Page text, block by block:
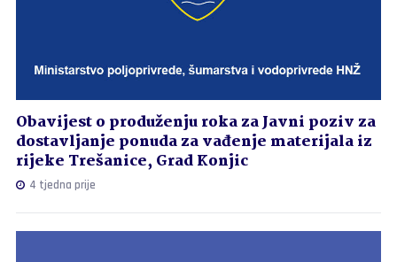
Obavijest o produženju roka za Javni poziv za
dostavljanje ponuda za vađenje materijala iz
rijeke Trešanice, Grad Konjic
4 tjedna prije